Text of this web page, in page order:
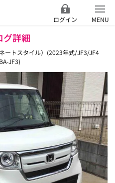
ログイン MENU
グ詳細
トスタイル）(2023年式/JF3/JF4
JF3)